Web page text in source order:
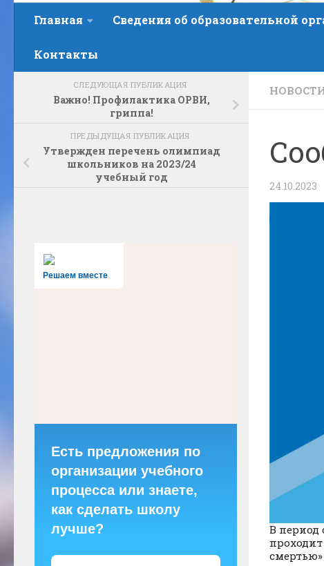
Главная Сведения об образовательной
Контакты
24.10.2023
В период
смертью»
СЛЕДУЮЩАЯ ПУБЛИКАЦИЯ
Важно! Профилактика ОРВИ,
гриппа!
ПРЕДЫДУЩАЯ ПУБЛИКАЦИЯ
Утвержден перечень олимпиад
школьников на 2023/24
учебный год
Решаем вместе
Есть предложения по
организации учебного
процесса или знаете,
как сделать школу
лучше?